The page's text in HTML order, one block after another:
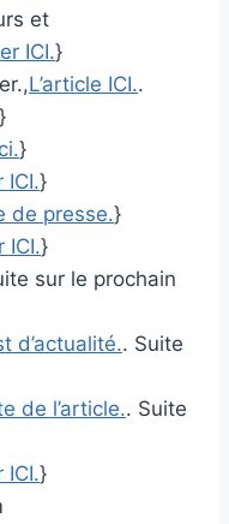
et
ICI.}
L’article ICI..
}
ICI.}
de presse.}
ICI.}
sur le prochain
d’actualité.. Suite
de l’article.. Suite
ICI.}